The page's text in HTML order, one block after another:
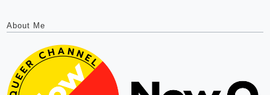
About Me